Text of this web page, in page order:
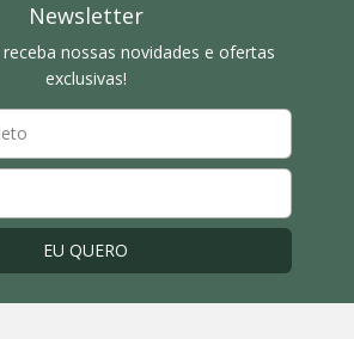
Newsletter
nossas novidades e ofertas
exclusivas!